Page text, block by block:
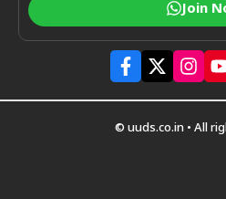
Join
© uuds.co.in • All